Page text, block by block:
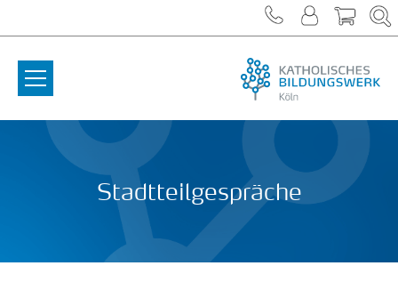
Stadtteilgespräche